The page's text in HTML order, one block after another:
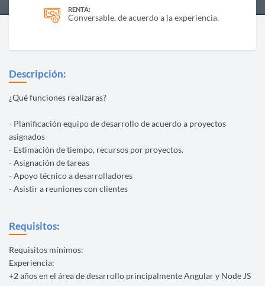
RENTA:
Conversable, de acuerdo a la experiencia.
Descripción:
¿Qué funciones realizaras?
- Planificación equipo de desarrollo de acuerdo a proyectos
asignados
- Estimación de tiempo, recursos por proyectos.
- Asignación de tareas
- Apoyo técnico a desarrolladores
- Asistir a reuniones con clientes
Requisitos:
Requisitos mínimos:
Experiencia:
+2 años en el área de desarrollo principalmente Angular y Node JS